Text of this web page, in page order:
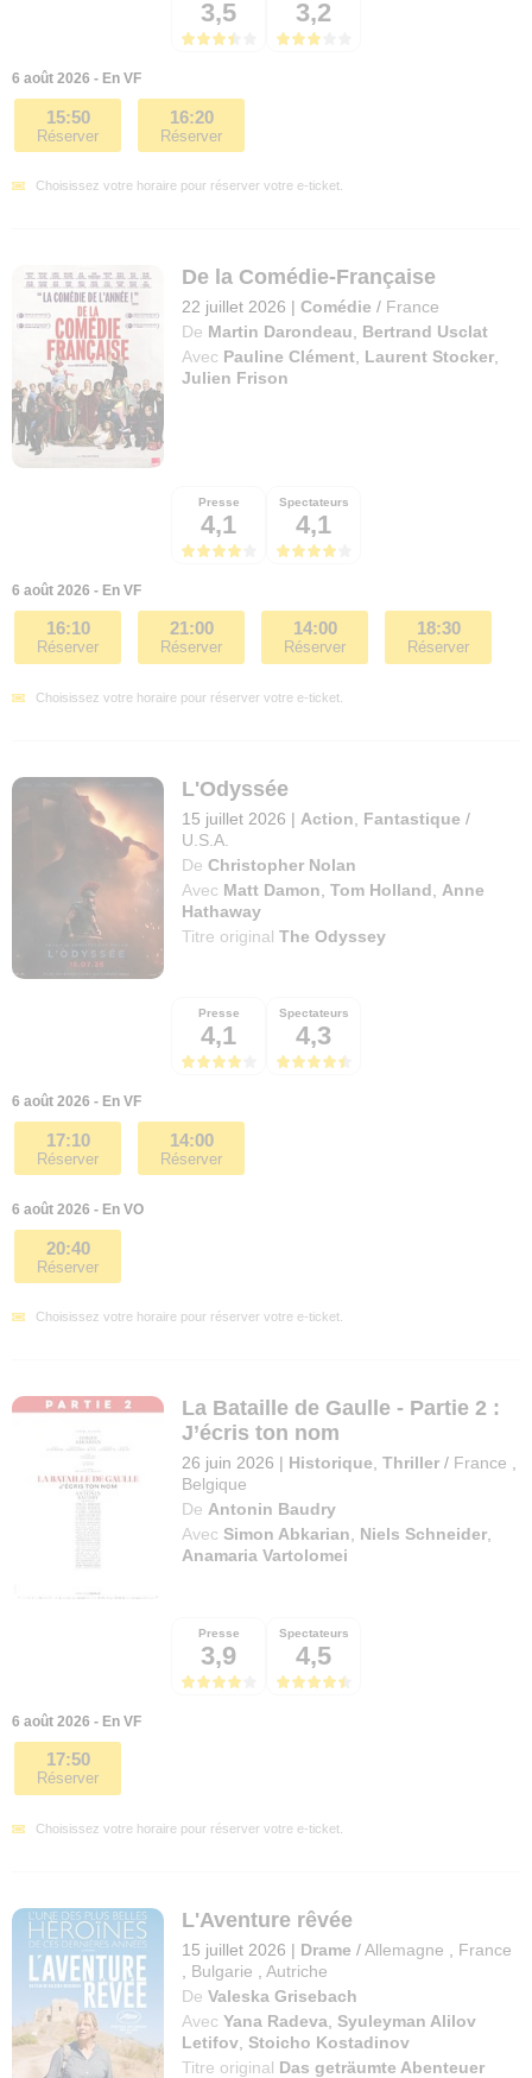
3,5 3,2
6 août 2026 - En VF
15:50
Réserver
16:20
Réserver
Choisissez votre horaire pour réserver votre e-ticket.
De la Comédie-Française
22 juillet 2026 | Comédie / France
De Martin Darondeau
Bertrand Usclat
Avec Pauline Clément Laurent Stocker
Julien Frison
Presse
4,1
Spectateurs
4,1
6 août 2026 - En VF
16:10
Réserver
21:00
Réserver
14:00
Réserver
18:30
Réserver
Choisissez votre horaire pour réserver votre e-ticket.
L'Odyssée
15 juillet 2026 | Action Fantastique /
U.S.A.
De Christopher Nolan
Avec Matt Damon ,Tom Holland
Anne
Hathaway
Titre originalThe Odyssey
Presse
4,1
Spectateurs
4,3
6 août 2026 - En VF
17:10
Réserver
14:00
Réserver
6 août 2026 - En VO
20:40
Réserver
Choisissez votre horaire pour réserver votre e-ticket.
La Bataille de Gaulle - Partie 2 :
J’écris ton nom
26 juin 2026 | Historique ,Thriller / France
Belgique
De Antonin Baudry
Avec Simon Abkarian Niels Schneider
Anamaria Vartolomei
Presse
3,9
Spectateurs
4,5
6 août 2026 - En VF
17:50
Réserver
Choisissez votre horaire pour réserver votre e-ticket.
L'Aventure rêvée
15 juillet 2026 | Drame / Allemagne
France
Bulgarie ,Autriche
De Valeska Grisebach
Avec Yana Radeva ,Syuleyman Alilov
Letifov ,Stoicho Kostadinov
Titre original Das geträumte Abenteuer